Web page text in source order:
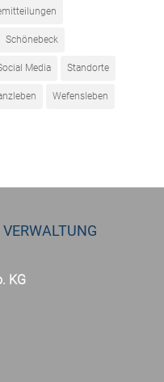
Schönebeck
Media Standorte
Wefensleben
KG